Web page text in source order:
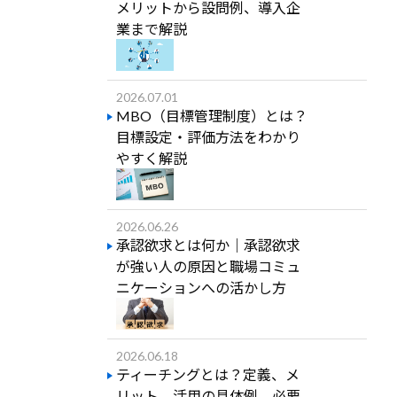
メリットから設問例、導入企
業まで解説
2026.07.01
MBO（目標管理制度）とは？
目標設定・評価方法をわかり
やすく解説
2026.06.26
承認欲求とは何か｜承認欲求
が強い人の原因と職場コミュ
ニケーションへの活かし方
2026.06.18
ティーチングとは？定義、メ